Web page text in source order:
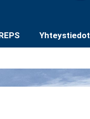
Yhteystiedot